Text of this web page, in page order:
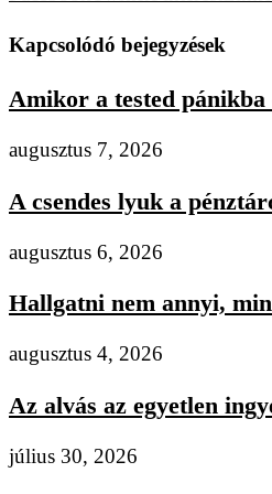
Kapcsolódó bejegyzések
Amikor a tested pánikba
augusztus 7, 2026
A csendes lyuk a
augusztus 6, 2026
Hallgatni nem annyi,
augusztus 4, 2026
Az alvás az egyetlen
július 30, 2026